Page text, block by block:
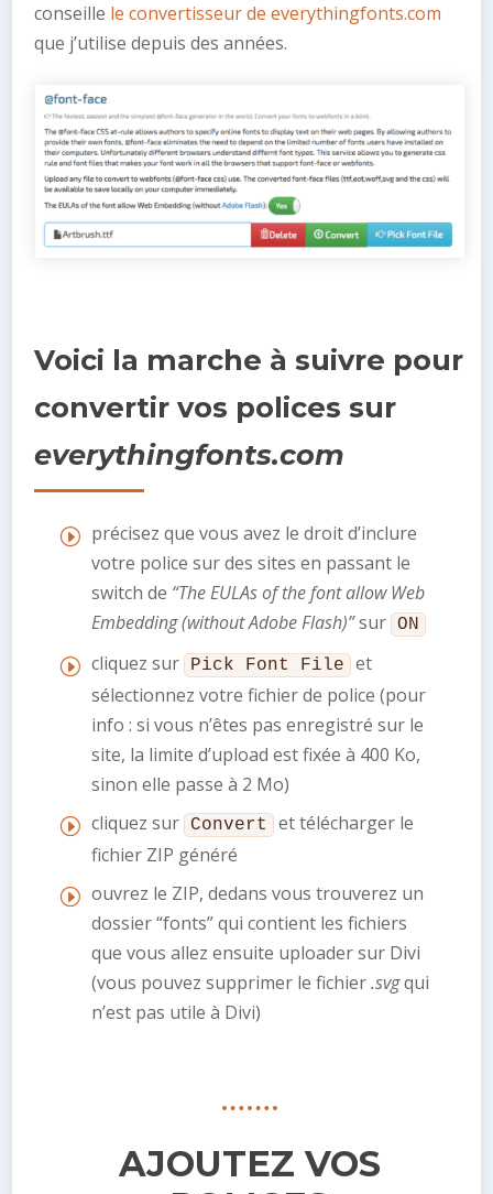
conseille le convertisseur de everythingfonts.com
que j’utilise depuis des années.
Voici la marche à suivre pour
convertir vos polices sur
everythingfonts.com
précisez que vous avez le droit d’inclure
votre police sur des sites en passant le
switch de “The EULAs of the font allow Web
Embedding (without Adobe Flash)”sur ON
cliquez sur Pick Font File
et
sélectionnez votre fichier de police (pour
info : si vous n’êtes pas enregistré sur le
site, la limite d’upload est fixée à 400 Ko,
sinon elle passe à 2 Mo)
cliquez sur Convert
et télécharger le
fichier ZIP généré
ouvrez le ZIP, dedans vous trouverez un
dossier “fonts” qui contient les fichiers
que vous allez ensuite uploader sur Divi
(vous pouvez supprimer le fichier.svgqui
n’est pas utile à Divi)
AJOUTEZ VOS